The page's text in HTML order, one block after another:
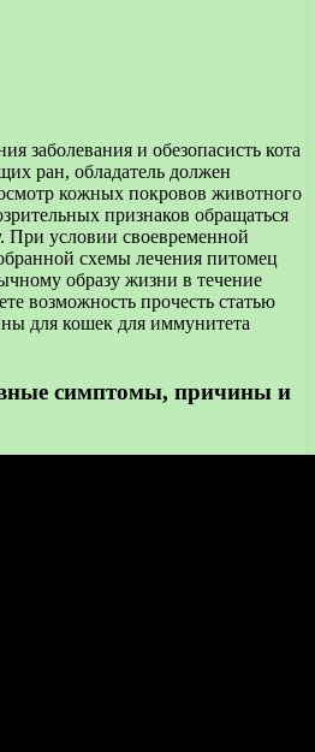
заболевания и обезопасисть кота
ран, обладатель должен
кожных покровов животного
признаков обращаться
При условии своевременной
схемы лечения питомец
образу жизни в течение
возможность прочесть статью
для кошек для иммунитета
симптомы, причины и